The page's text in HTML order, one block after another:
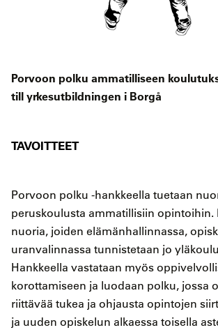
Porvoon polku ammatilliseen
till yrkesutbildningen i Borgå
TAVOITTEET
Porvoon polku -hankkeella tuetaan
peruskoulusta ammatillisiin opintoihin.
nuoria, joiden elämänhallinnassa,
uranvalinnassa tunnistetaan jo
Hankkeella vastataan myös
korottamiseen ja luodaan polku, jossa
riittävää tukea ja ohjausta opintojen
ja uuden opiskelun alkaessa toisella